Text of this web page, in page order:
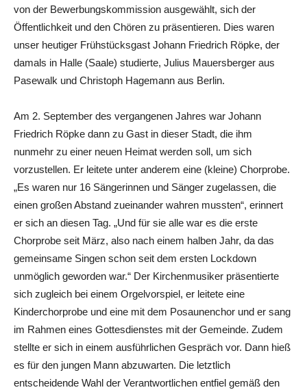
von der Bewerbungskommission ausgewählt, sich der
Öffentlichkeit und den Chören zu präsentieren. Dies waren
unser heutiger Frühstücksgast Johann Friedrich Röpke, der
damals in Halle (Saale) studierte, Julius Mauersberger aus
Pasewalk und Christoph Hagemann aus Berlin.
Am 2. September des vergangenen Jahres war Johann
Friedrich Röpke dann zu Gast in dieser Stadt, die ihm
nunmehr zu einer neuen Heimat werden soll, um sich
vorzustellen. Er leitete unter anderem eine (kleine) Chorprobe.
„Es waren nur 16 Sängerinnen und Sänger zugelassen, die
einen großen Abstand zueinander wahren mussten“, erinnert
er sich an diesen Tag. „Und für sie alle war es die erste
Chorprobe seit März, also nach einem halben Jahr, da das
gemeinsame Singen schon seit dem ersten Lockdown
unmöglich geworden war.“ Der Kirchenmusiker präsentierte
sich zugleich bei einem Orgelvorspiel, er leitete eine
Kinderchorprobe und eine mit dem Posaunenchor und er sang
im Rahmen eines Gottesdienstes mit der Gemeinde. Zudem
stellte er sich in einem ausführlichen Gespräch vor. Dann hieß
es für den jungen Mann abzuwarten. Die letztlich
entscheidende Wahl der Verantwortlichen entfiel gemäß den